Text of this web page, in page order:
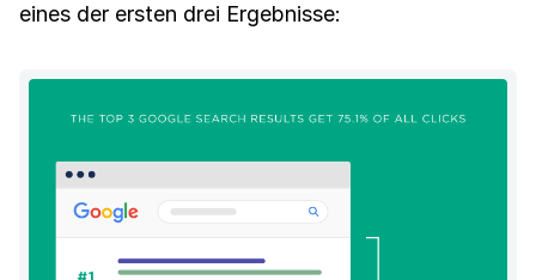
eines der ersten drei Ergebnisse: